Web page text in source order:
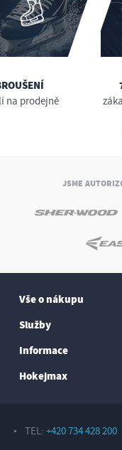
na prodejně
JSME
Vše o nákupu
Služby
Informace
Hokejmax
TEL: +420 734 428 200